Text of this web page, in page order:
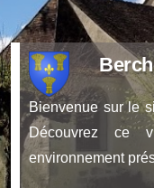
Bienvenue sur le
Découvrez ce
environnement